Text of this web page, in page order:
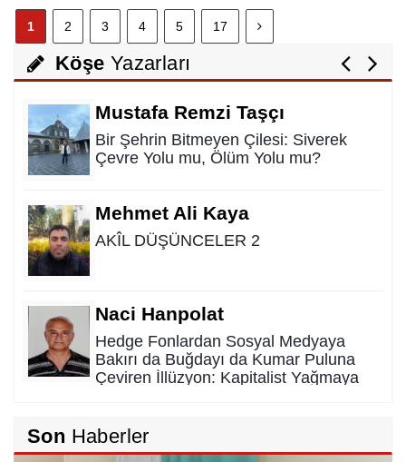
1 2 3 4 5 17
Köşe Yazarları
Nurettin Gençdal
Hayattan Tasarruf mu ? Yoksa Hayata
Tasavvuf mu ?
Mustafa Remzi Taşçı
Bir Şehrin Bitmeyen Çilesi: Siverek
Çevre Yolu mu, Ölüm Yolu mu?
Mehmet Ali Kaya
AKÎL DÜŞÜNCELER 2
Naci Hanpolat
Hedge Fonlardan Sosyal Medyaya
Bakırı da Buğdayı da Kumar Puluna
Çeviren İllüzyon: Kapitalist Yağmaya
SAHİDEN ŞANLIURFA SAHİPSİZ Mİ?
Son Haberler